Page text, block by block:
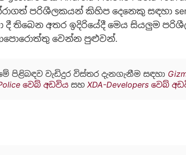
පරිශීලකයන් කිහිප දෙනෙකු සඳහා
දී තිබෙන අතර ඉදිරියේදී මෙය සියලුම
වෙන්න පුළුවන්.
පිළිබඳව වැඩිදුර විස්තර දැනගැනීම සඳහා
වෙබ් අඩවිය සහ XDA-Developers වෙබ්